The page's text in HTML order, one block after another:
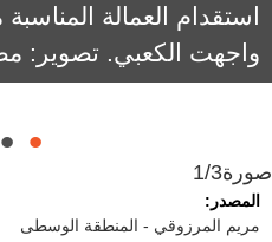
استقدام العمالة
واجهت الكعبي.
الكعبي أراد اختيار
جديدة على منطقة
قاسمي
صورة1/3
المصدر:
مريم المرزوقي - المنطقة الوسطى